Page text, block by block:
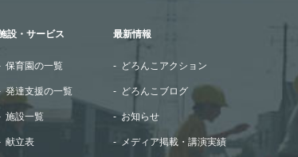
設・サービス
保育園の一覧
発達支援の一覧
施設一覧
献立表
最新情報
どろんこアクション
どろんこブログ
お知らせ
メディア掲載・講演実績